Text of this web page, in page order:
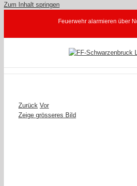
Zum Inhalt springen
Feuerwehr alarmieren über
Zurück Vor
Zeige grösseres Bild